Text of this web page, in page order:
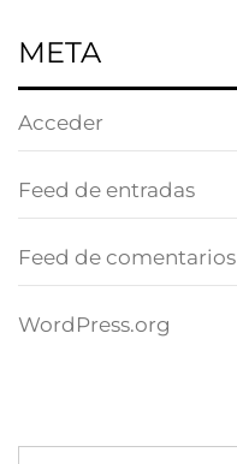
META
Acceder
Feed de entradas
Feed de comentarios
WordPress.org